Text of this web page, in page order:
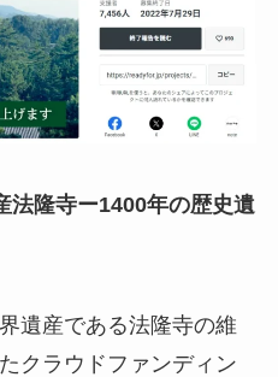
法隆寺ー1400年の歴史遺
遺産である法隆寺の維
クラウドファンディン